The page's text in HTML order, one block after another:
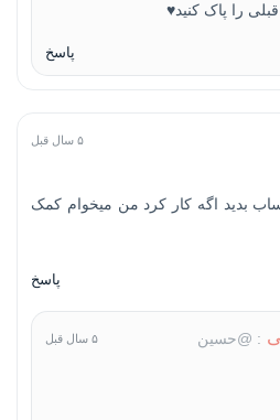
پاسخ
۵ سال قبل
بدید اگه کار کرد من میخوام کمک
پاسخ
: @حسین ۵ سال قبل